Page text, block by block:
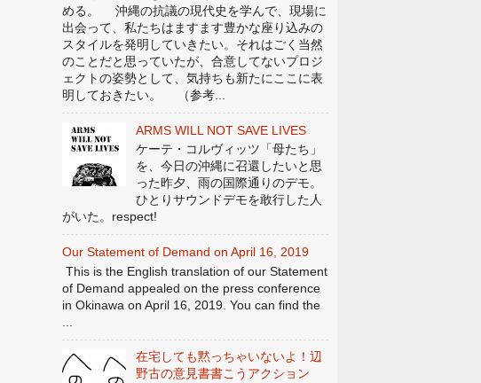
める。 沖縄の抗議の現代史を学んで、現場に
出会って、私たちはますます豊かな座り込みの
スタイルを発明していきたい。それはごく当然
のことだと思っていたが、合意してないプロジ
ェクトの姿勢として、気持ちも新たにここに表
明しておきたい。 （参考...
ARMS WILL NOT SAVE LIVES
ケーテ・コルヴィッツ「母たち」
を、今日の沖縄に召還したいと思
った昨夕、雨の国際通りのデモ。
ひとりサウンドデモを敢行した人
がいた。respect!
Our Statement of Demand on April 16, 2019
This is the English translation of our Statement
of Demand appealed on the press conference
in Okinawa on April 16, 2019. You can find the
在宅しても黙っちゃいないよ！辺
野古の意見書書こうアクション